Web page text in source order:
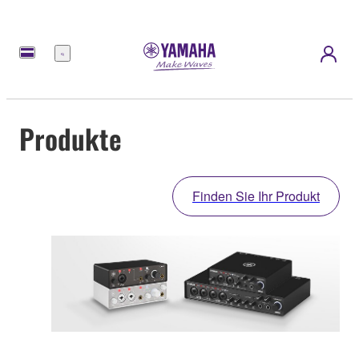
Menü
Produkte
Finden Sie Ihr Produkt